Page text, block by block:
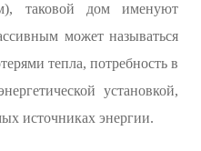
таковой дом именуют
может называться
тепла, потребность в
установкой,
источниках энергии.